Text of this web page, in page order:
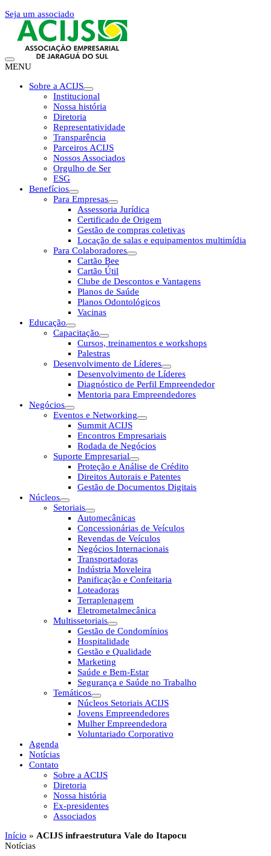
Seja um associado
MENU
Sobre a ACIJS
Institucional
Nossa história
Diretoria
Representatividade
Transparência
Parceiros ACIJS
Nossos Associados
Orgulho de Ser
ESG
Benefícios
Para Empresas
Assessoria Jurídica
Certificado de Origem
Gestão de compras coletivas
Locação de salas e equipamentos multimídia
Para Colaboradores
Cartão Bee
Cartão Útil
Clube de Descontos e Vantagens
Planos de Saúde
Planos Odontológicos
Vacinas
Educação
Capacitação
Cursos, treinamentos e workshops
Palestras
Desenvolvimento de Líderes
Desenvolvimento de Líderes
Diagnóstico de Perfil Empreendedor
Mentoria para Empreendedores
Negócios
Eventos e Networking
Summit ACIJS
Encontros Empresariais
Rodada de Negócios
Suporte Empresarial
Proteção e Análise de Crédito
Direitos Autorais e Patentes
Gestão de Documentos Digitais
Núcleos
Setoriais
Automecânicas
Concessionárias de Veículos
Revendas de Veículos
Negócios Internacionais
Transportadoras
Indústria Moveleira
Panificação e Confeitaria
Loteadoras
Terraplenagem
Eletrometalmecânica
Multissetoriais
Gestão de Condomínios
Hospitalidade
Gestão e Qualidade
Marketing
Saúde e Bem-Estar
Segurança e Saúde no Trabalho
Temáticos
Núcleos Setoriais ACIJS
Jovens Empreendedores
Mulher Empreendedora
Voluntariado Corporativo
Agenda
Notícias
Contato
Sobre a ACIJS
Diretoria
Nossa história
Ex-presidentes
Associados
Início » ACIJS infraestrutura Vale do Itapocu
Notícias